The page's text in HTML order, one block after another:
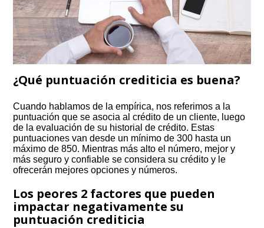
¿Qué puntuación crediticia es buena?
Cuando hablamos de la empírica, nos referimos a la
puntuación que se asocia al crédito de un cliente, luego
de la evaluación de su historial de crédito. Estas
puntuaciones van desde un mínimo de 300 hasta un
máximo de 850. Mientras más alto el número, mejor y
más seguro y confiable se considera su crédito y le
ofrecerán mejores opciones y números.
Los peores 2 factores que pueden
impactar negativamente su
puntuación crediticia